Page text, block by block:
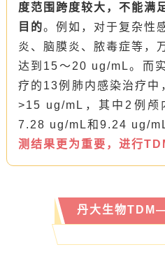
度范围跨度较大，不能满
目的。例如，对于复杂性
炎、脑膜炎、脓毒症等，
达到15～20 ug/mL。而
疗的13例肺内感染治疗中
>15 ug/mL，其中2例颅
7.28 ug/mL和9.24 ug/mL
测结果更为重要，进行
丹大生物